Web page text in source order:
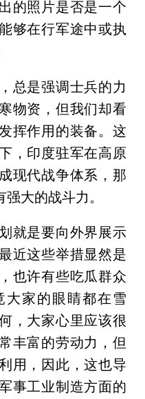
的照片是否是一个
够在行军途中或执
总是强调士兵的力
物资，但我们却看
挥作用的装备。这
，印度驻军在高原
现代战争体系，那
大的战斗力。
就是要向外界展示
近这些举措显然是
也许有些吃瓜群众
大家的眼睛都在雪
，大家心里应该很
丰富的劳动力，但
用，因此，这也导
事工业制造方面的